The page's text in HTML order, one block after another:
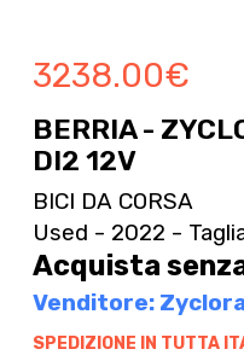
3238.00€
BERRIA -
DI2 12V
BICI DA CORSA
Used - 2022 -
Acquista
Venditore:
SPEDIZIONE IN TUTTA